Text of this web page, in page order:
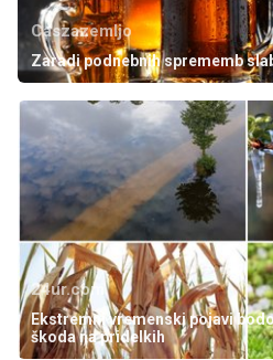
Caszazemljo
Zaradi podnebnih sprememb
24ur.com
Ekstremni vremenski pojavi
škoda na pridelkih